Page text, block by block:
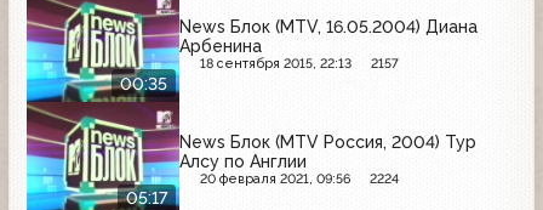
00:35
News Блок (MTV, 16.05.2004) Диана
Арбенина
18 сентября 2015, 22:13 2157
05:17
News Блок (MTV Россия, 2004) Тур
Алсу по Англии
20 февраля 2021, 09:56 2224